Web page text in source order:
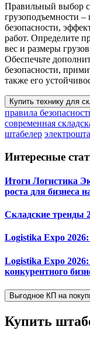
Правильный выбор
грузоподъемности
безопасности,
работ. Определите
вес и размеры
Обеспечьте
безопасности,
также его
Купить технику для
правила
современная
штабелер
Интересные
Итоги Логистика
роста для бизнеса
Складские тренды
Logistika Expo
Logistika Expo
конкурентного
Выгодное КП на
Купить